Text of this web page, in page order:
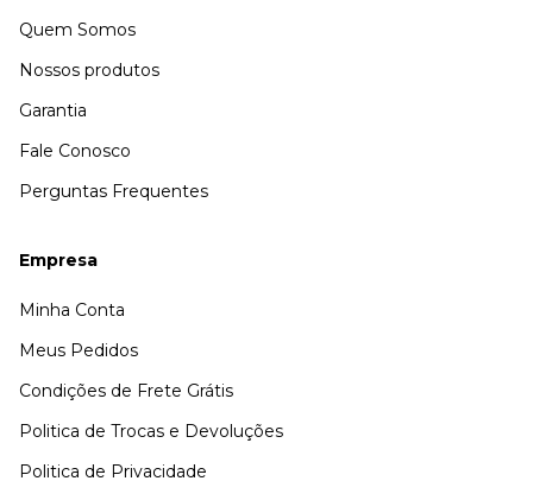
Quem Somos
Nossos produtos
Garantia
Fale Conosco
Perguntas Frequentes
Empresa
Minha Conta
Meus Pedidos
Condições de Frete Grátis
Politica de Trocas e Devoluções
Politica de Privacidade